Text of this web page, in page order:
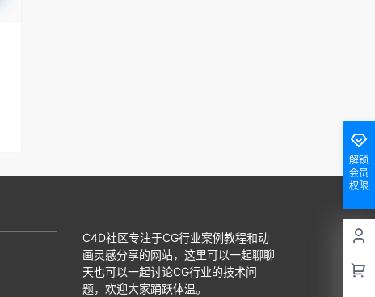
解锁
会员
权限
C4D社区专注于CG行业案例教程和动
画灵感分享的网站，这里可以一起聊聊
天也可以一起讨论CG行业的技术问
题，欢迎大家踊跃体温。